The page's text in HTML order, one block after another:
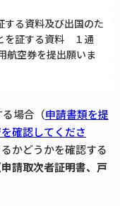
する資料及び出国のた
を証する資料 １通
航空券を提出願いま
場合（申請書類を提
確認してくださ
かどうかを確認する
請取次者証明書、戸